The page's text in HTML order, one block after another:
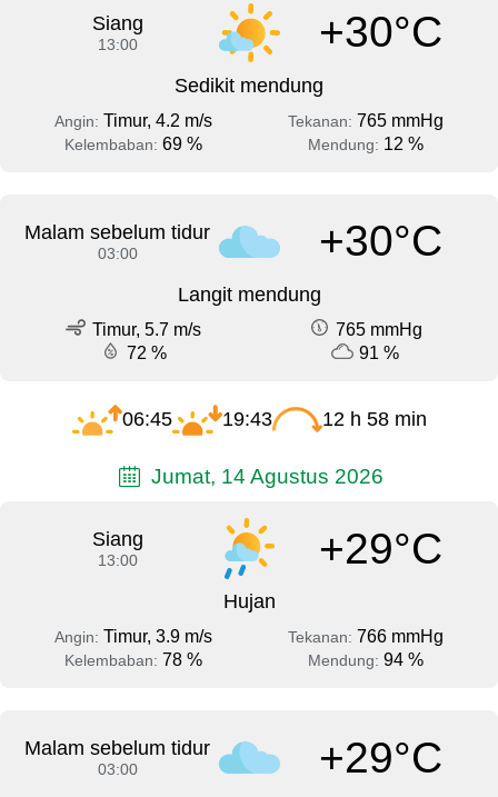
Siang
13:00 +30°C
Sedikit mendung
Angin: Timur, 4.2 m/s Tekanan: 765 mmHg
Kelembaban: 69 % Mendung: 12 %
Malam sebelum tidur
03:00 +30°C
Langit mendung
Timur, 5.7 m/s
765 mmHg
72 %
91 %
06:45 19:43 12 h 58 min
Jumat, 14 Agustus 2026
Siang
13:00 +29°C
Hujan
Angin: Timur, 3.9 m/s Tekanan: 766 mmHg
Kelembaban: 78 % Mendung: 94 %
Malam sebelum tidur
03:00 +29°C